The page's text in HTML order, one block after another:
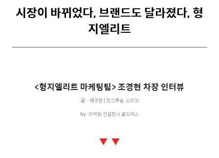
시장이 바뀌었다,브랜드도 달라졌다, 형
지엘리트
<형지엘리트 마케팅팀>조경현 차장 인터뷰
글ㆍ재구성 | 천그루숲, 소마코
by.마케팅 컨설턴시골드넥스
▼ ▼